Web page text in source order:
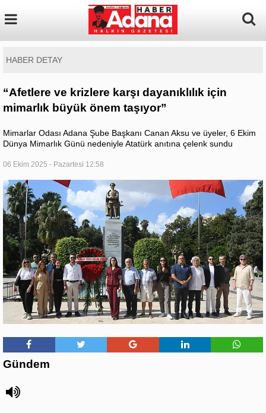
HABER DETAY
“Afetlere ve krizlere karşı dayanıklılık için
mimarlık büyük önem taşıyor”
Mimarlar Odası Adana Şube Başkanı Canan Aksu ve üyeler, 6 Ekim
Dünya Mimarlık Günü nedeniyle Atatürk anıtına çelenk sundu
06 Ekim 2025 - Pazartesi 12:58
Gündem